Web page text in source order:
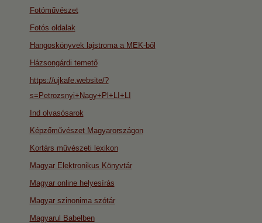
Fotóművészet
Fotós oldalak
Hangoskönyvek lajstroma a MEK-ből
Házsongárdi temető
https://ujkafe.website/?
s=Petrozsnyi+Nagy+Pl+LI+LI
Ind olvasósarok
Képzőművészet Magyarországon
Kortárs művészeti lexikon
Magyar Elektronikus Könyvtár
Magyar online helyesírás
Magyar szinonima szótár
Magyarul Babelben